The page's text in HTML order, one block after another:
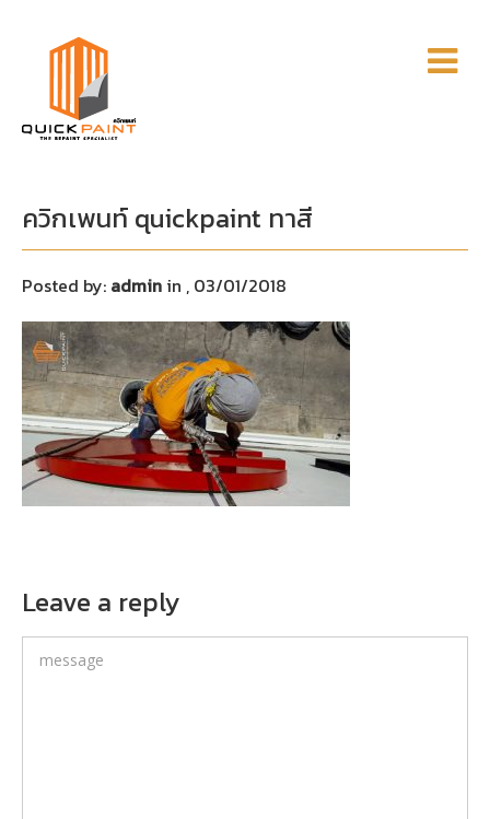
ควิกเพนท์ quickpaint ทาสี
Posted by: admin in , 03/01/2018
Leave a reply